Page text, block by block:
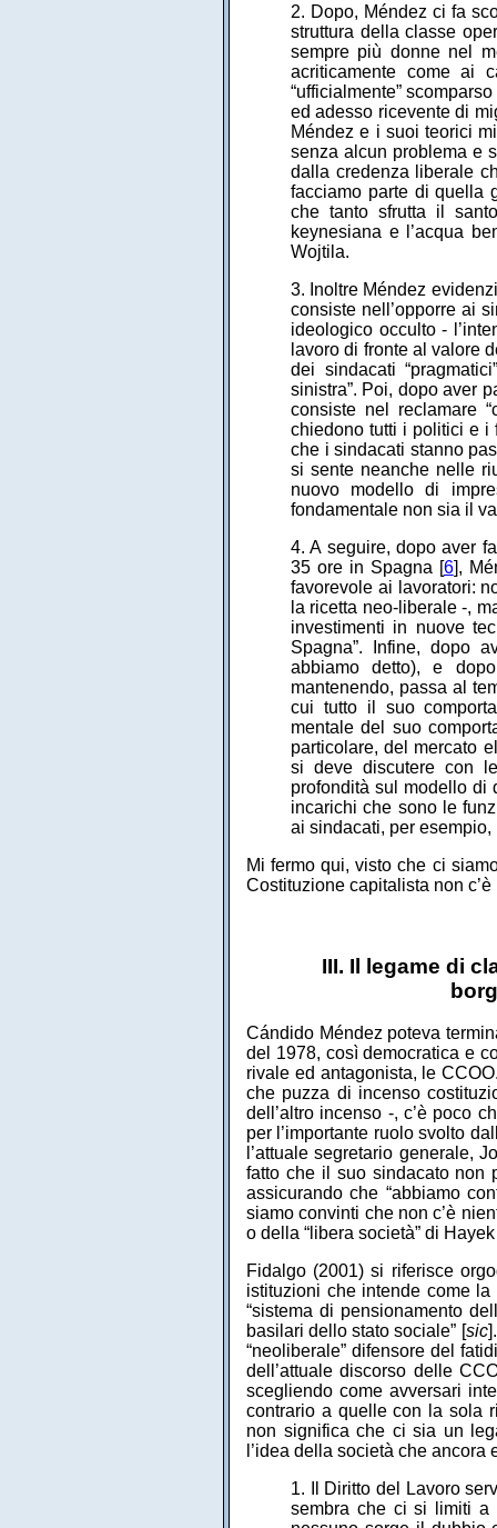
2. Dopo, Méndez ci fa
struttura della classe
sempre più donne nel
acriticamente come ai
“ufficialmente”
ed adesso ricevente di
Méndez e i suoi teorici
senza alcun problema e
dalla credenza liberale
facciamo parte di quella
che tanto sfrutta il
keynesiana e l’acqua
Wojtila.
3. Inoltre Méndez
consiste nell’opporre ai
ideologico occulto -
lavoro di fronte al valore
dei sindacati
sinistra”. Poi, dopo aver
consiste nel reclamare
chiedono tutti i politici e i
che i sindacati stanno
si sente neanche nelle
nuovo modello di
fondamentale non sia il
4. A seguire, dopo aver
35 ore in Spagna [6],
favorevole ai lavoratori:
la ricetta neo-liberale -,
investimenti in nuove
Spagna”. Infine, dopo
abbiamo detto), e
mantenendo, passa al
cui tutto il suo
mentale del suo
particolare, del mercato
si deve discutere con
profondità sul modello di
incarichi che sono le
ai sindacati, per
Mi fermo qui, visto che ci
Costituzione capitalista non
III. Il legame di
Cándido Méndez poteva
del 1978, così democratica e
rivale ed antagonista, le
che puzza di incenso
dell’altro incenso -, c’è poco
per l’importante ruolo svolto
l’attuale segretario generale,
fatto che il suo sindacato non
assicurando che “abbiamo
siamo convinti che non c’è
o della “libera società” di
Fidalgo (2001) si riferisce
istituzioni che intende come
“sistema di pensionamento
basilari dello stato sociale” [sic
“neoliberale” difensore del
dell’attuale discorso delle
scegliendo come avversari
contrario a quelle con la sola
non significa che ci sia un
l’idea della società che
1. Il Diritto del Lavoro
sembra che ci si limiti a